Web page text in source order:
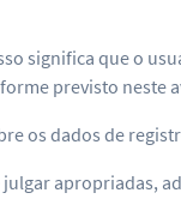
significa que o
previsto neste
os dados de
julgar